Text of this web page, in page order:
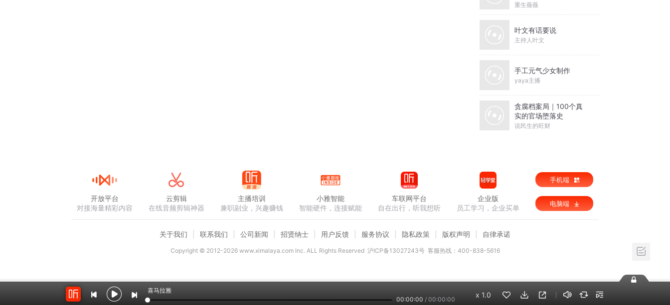
重生薇薇
叶文有话要说
主持人叶文
手工元气少女制作
yaya主播
贪腐档案局｜100个真
实的官场堕落史
说民生的旺财
喜马拉雅
00:00:00 / 00:00:00
x 1.0
开放平台
对接海量精彩内容
云剪辑
在线音频剪辑神器
主播培训
兼职副业，兴趣赚钱
小雅智能
智能硬件，连接赋能
车联网平台
自在出行，听我想听
企业版
员工学习，企业买单
手机端
电脑端
关于我们 联系我们 公司新闻 招贤纳士 用户反馈 服务协议 隐私政策 版权声明 自律承诺
Copyright © 2012-2026www.ximalaya.com lnc. ALL Rights Reserved 沪ICP备13027243号 客服热线：400-838-5616